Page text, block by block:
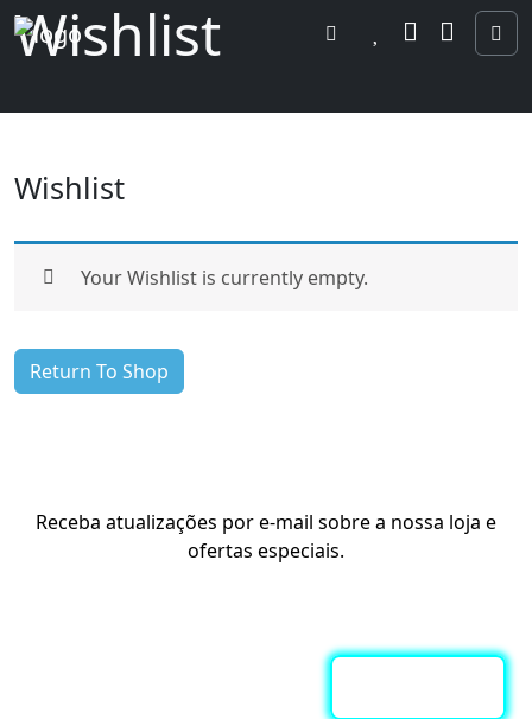
Wishlist
Cart Account
Wishlist
Wishlist
Your Wishlist is currently empty.
Return To Shop
Receba atualizações por e-mail sobre a nossa loja e
ofertas especiais.